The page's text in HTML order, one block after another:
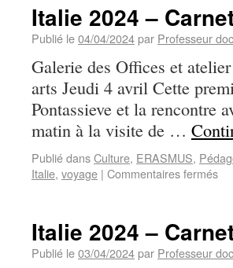
Italie 2024 –
Publié le04/04/2024par Professeur
Galerie des Offices et
arts Jeudi 4 avril Cette
Pontassieve et la rencontre
matin à la visite de …
Publié dansCulture, ERASMUS,
Italie, voyage | Commentaires fermés
Italie 2024 –
Publié le03/04/2024par Professeur